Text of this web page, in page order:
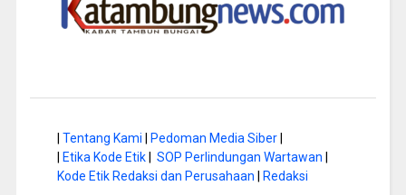
Tentang Kami Pedoman Media Siber|
Etika Kode Etik| SOP Perlindungan Wartawan
Kode Etik Redaksi dan Perusahaan
Redaksi